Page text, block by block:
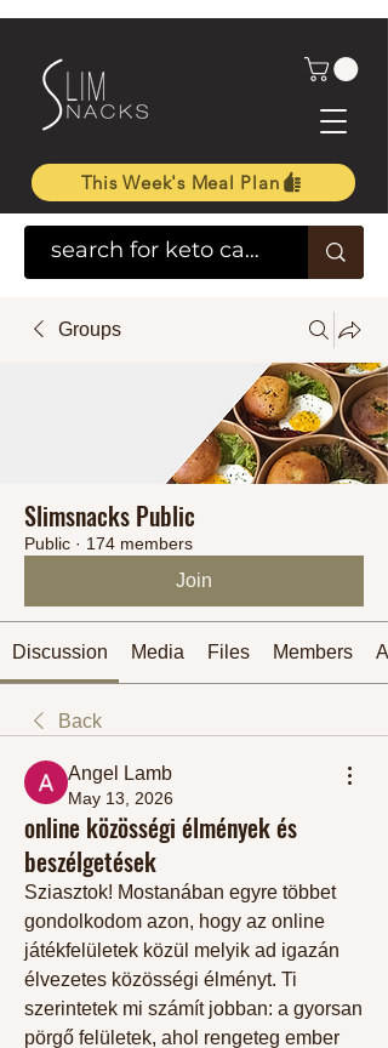
This Week's Meal Plan
Groups
Slimsnacks Public
Public · 174 members
Join
Discussion Media Files Members
Back
Angel Lamb
May 13, 2026
online közösségi élmények és
beszélgetések
Sziasztok! Mostanában egyre többet
gondolkodom azon, hogy az online
játékfelületek közül melyik ad igazán
élvezetes közösségi élményt. Ti
szerintetek mi számít jobban: a gyorsan
pörgő felületek, ahol rengeteg ember